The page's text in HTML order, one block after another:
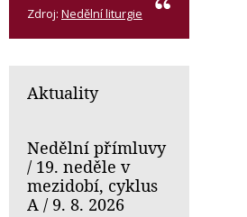
Zdroj: Nedělní liturgie
Aktuality
Nedělní přímluvy
/ 19. neděle v
mezidobí, cyklus
A / 9. 8. 2026